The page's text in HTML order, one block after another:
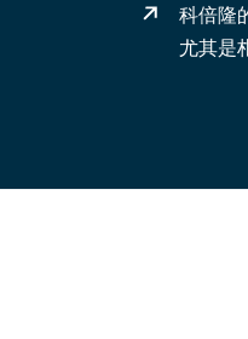
科倍隆
尤其是